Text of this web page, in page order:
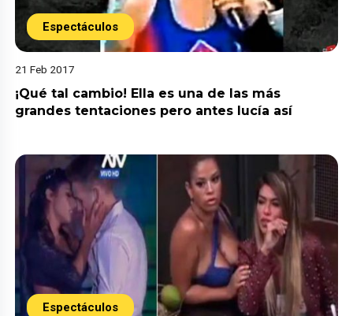
Espectáculos
21 Feb 2017
¡Qué tal cambio! Ella es una de las más
grandes tentaciones pero antes lucía así
Espectáculos